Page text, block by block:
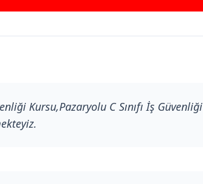
Kursu,Pazaryolu C Sınıfı İş Güvenliği